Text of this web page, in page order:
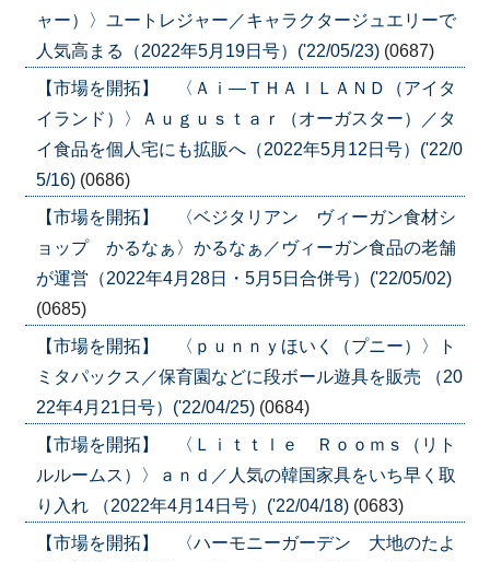
ャー）〉ユートレジャー／キャラクタージュエリーで
人気高まる（2022年5月19日号）('22/05/23) (0687)
【市場を開拓】 〈Ａｉ―ＴＨＡＩＬＡＮＤ（アイタ
イランド）〉Ａｕｇｕｓｔａｒ（オーガスター）／タ
イ食品を個人宅にも拡販へ（2022年5月12日号）('22/0
5/16) (0686)
【市場を開拓】 〈ベジタリアン ヴィーガン食材シ
ョップ かるなぁ〉かるなぁ／ヴィーガン食品の老舗
が運営（2022年4月28日・5月5日合併号）('22/05/02)
(0685)
【市場を開拓】 〈ｐｕｎｎｙほいく（プニー）〉ト
ミタパックス／保育園などに段ボール遊具を販売 （20
22年4月21日号）('22/04/25) (0684)
【市場を開拓】 〈Ｌｉｔｔｌｅ Ｒｏｏｍｓ（リト
ルルームス）〉ａｎｄ／人気の韓国家具をいち早く取
り入れ （2022年4月14日号）('22/04/18) (0683)
【市場を開拓】 〈ハーモニーガーデン 大地のたよ